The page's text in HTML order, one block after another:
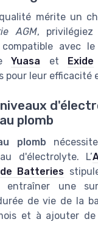
mérite un
AGM,
avec
Yuasa et Exide
pour leur efficacité
plomb
plomb
d'électrolyte. L’
Batteries
entraîner une
de vie de la
et à ajouter